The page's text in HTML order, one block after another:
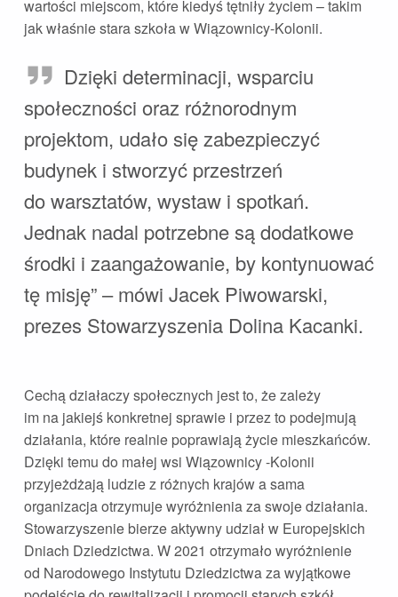
wartości miejscom, które kiedyś tętniły życiem – takim
jak właśnie stara szkoła w Wiązownicy-Kolonii.
Dzięki determinacji, wsparciu
społeczności oraz różnorodnym
projektom, udało się zabezpieczyć
budynek i stworzyć przestrzeń
do warsztatów, wystaw i spotkań.
Jednak nadal potrzebne są dodatkowe
środki i zaangażowanie, by kontynuować
tę misję” – mówi Jacek Piwowarski,
prezes Stowarzyszenia Dolina Kacanki.
Cechą działaczy społecznych jest to, że zależy
im na jakiejś konkretnej sprawie i przez to podejmują
działania, które realnie poprawiają życie mieszkańców.
Dzięki temu do małej wsi Wiązownicy -Kolonii
przyjeżdżają ludzie z różnych krajów a sama
organizacja otrzymuje wyróżnienia za swoje działania.
Stowarzyszenie bierze aktywny udział w Europejskich
Dniach Dziedzictwa. W 2021 otrzymało wyróżnienie
od Narodowego Instytutu Dziedzictwa za wyjątkowe